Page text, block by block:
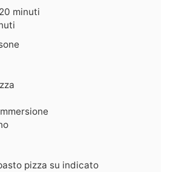
20 minuti
pizza su indicato